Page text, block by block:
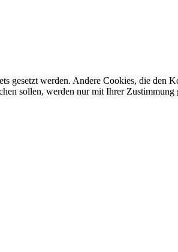
gesetzt werden. Andere Cookies, die den
sollen, werden nur mit Ihrer Zustimmung